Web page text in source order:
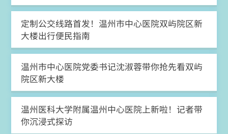
定制公交线路首发！温州市中心医院双屿院区新
大楼出行便民指南
温州市中心医院党委书记沈淑蓉带你抢先看双屿
院区新大楼
温州医科大学附属温州中心医院上新啦！记者带
你沉浸式探访